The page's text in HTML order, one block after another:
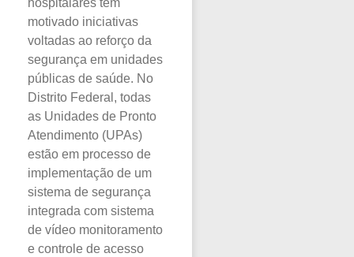
hospitalares tem
motivado iniciativas
voltadas ao reforço da
segurança em unidades
públicas de saúde. No
Distrito Federal, todas
as Unidades de Pronto
Atendimento (UPAs)
estão em processo de
implementação de um
sistema de segurança
integrada com sistema
de vídeo monitoramento
e controle de acesso